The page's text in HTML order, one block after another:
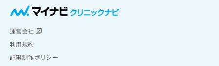
運営会社
利用規約
記事制作ポリシー